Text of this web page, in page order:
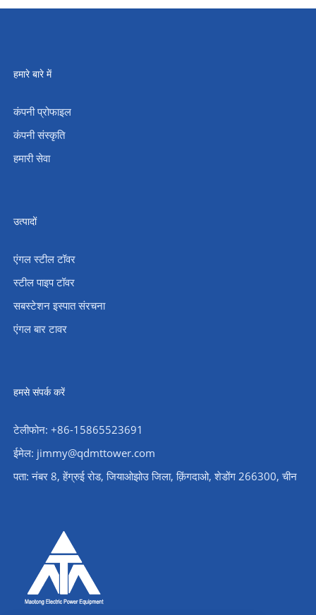
हमारे बारे में
कंपनी प्रोफाइल
कंपनी संस्कृति
हमारी सेवा
उत्पादों
एंगल स्टील टॉवर
स्टील पाइप टॉवर
सबस्टेशन इस्पात संरचना
एंगल बार टावर
हमसे संपर्क करें
टेलीफोन: +86-15865523691
ईमेल: jimmy@qdmttower.com
पता: नंबर 8, हेंग्रुई रोड, जियाओझोउ जिला, क़िंगदाओ, शेडोंग 266300, चीन